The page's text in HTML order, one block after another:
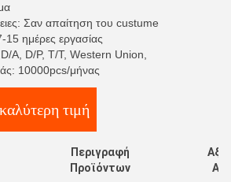
Σαν απαίτηση του custume
ημέρες εργασίας
A, D/P, T/T, Western Union,
10000pcs/μήνας
τιμή
Περιγραφή
Προϊόντων